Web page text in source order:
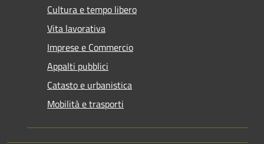
Cultura e tempo libero
Vita lavorativa
Imprese e Commercio
Appalti pubblici
Catasto e urbanistica
Mobilità e trasporti